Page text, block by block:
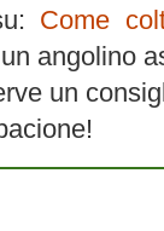
Come
angolino
un